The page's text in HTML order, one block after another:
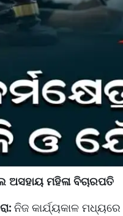
ଅସହାୟ ମହିଳା ବିଚାରପତି
ନିଜ କାର୍ଯ୍ୟକାଳ